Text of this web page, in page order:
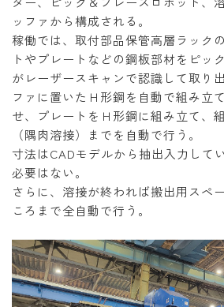
ッファから構成される。
稼働では、取付部品保管高層ラック
トやプレートなどの鋼板部材をピッ
がレーザースキャンで認識して取り
ファに置いたＨ形鋼を自動で組み立
せ、プレートをＨ形鋼に組み立て、
（隅肉溶接）までを自動で行う。
寸法はCADモデルから抽出入力して
必要はない。
さらに、溶接が終われば搬出用スペ
ころまで全自動で行う。